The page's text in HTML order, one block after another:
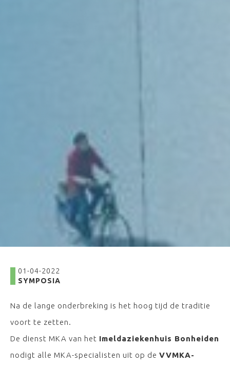
01-04-2022
SYMPOSIA
Na de lange onderbreking is het hoog tijd de traditie
voort te zetten.
De dienst MKA van het Imeldaziekenhuis Bonheiden
nodigt alle MKA-specialisten uit op de VVMKA-